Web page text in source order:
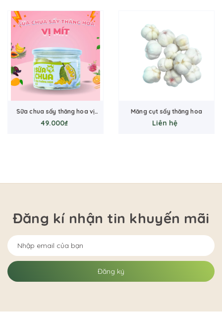
Măng cụt sấy thăng hoa
Liên hệ
Xoài Sấy Thăng Hoa
69.000₫
Đăng kí nhận tin khuyến mãi
Đăng ký